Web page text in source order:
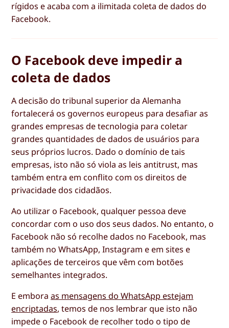
rígidos e acaba com a ilimitada coleta de dados do
Facebook.
O Facebook deve impedir a
coleta de dados
A decisão do tribunal superior da Alemanha
fortalecerá os governos europeus para desafiar as
grandes empresas de tecnologia para coletar
grandes quantidades de dados de usuários para
seus próprios lucros. Dado o domínio de tais
empresas, isto não só viola as leis antitrust, mas
também entra em conflito com os direitos de
privacidade dos cidadãos.
Ao utilizar o Facebook, qualquer pessoa deve
concordar com o uso dos seus dados. No entanto, o
Facebook não só recolhe dados no Facebook, mas
também no WhatsApp, Instagram e em sites e
aplicações de terceiros que vêm com botões
semelhantes integrados.
E emboraas mensagens do WhatsApp estejam
encriptadas, temos de nos lembrar que isto não
impede o Facebook de recolher todo o tipo de